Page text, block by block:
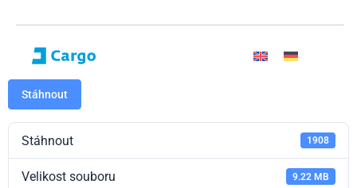
Stáhnout
Stáhnout 1908
Velikost souboru 9.22 MB